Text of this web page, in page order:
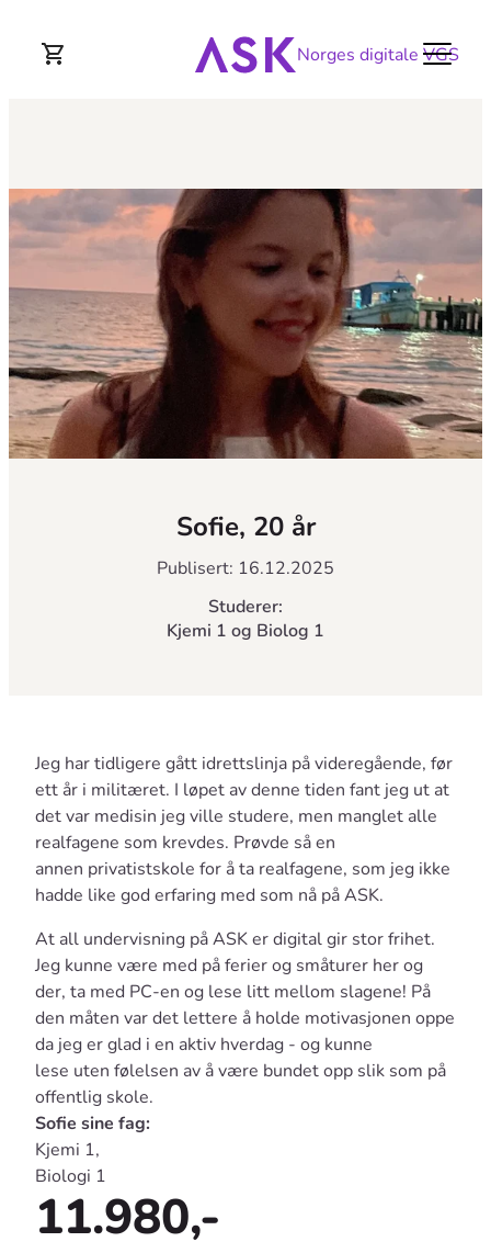
Norges digitale VGS
Sofie, 20 år
Publisert: 16.12.2025
Studerer:
Kjemi 1 og Biolog 1
Jeg har tidligere gått idrettslinja på videregående, før
ett år i militæret. I løpet av denne tiden fant jeg ut at
det var medisin jeg ville studere, men manglet alle
realfagene som krevdes. Prøvde så en
annen privatistskole for å ta realfagene, som jeg ikke
hadde like god erfaring med som nå på ASK.
At all undervisning på ASK er digital gir stor frihet.
Jeg kunne være med på ferier og småturer her og
der, ta med PC-en og lese litt mellom slagene! På
den måten var det lettere å holde motivasjonen oppe
da jeg er glad i en aktiv hverdag - og kunne
lese uten følelsen av å være bundet opp slik som på
offentlig skole.
Sofie sine fag:
Kjemi 1,
Biologi 1
11.980,-